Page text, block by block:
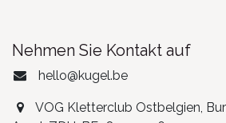
Nehmen Sie Kontakt auf
hello@kugel.be
VOG Kletterclub Ostbelgien,